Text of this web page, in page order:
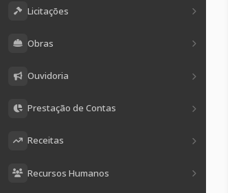
Licitações
Obras
Ouvidoria
Prestação de Contas
Receitas
Recursos Humanos